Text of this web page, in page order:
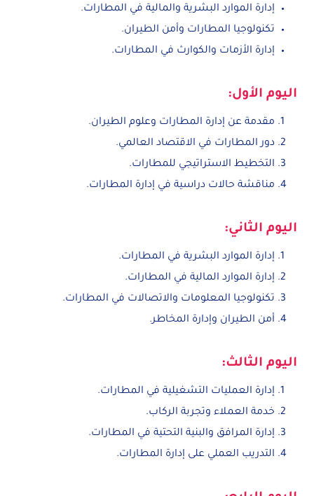
إدارة الموارد البشرية والمالية في المطارات.
تكنولوجيا المطارات وأمن الطيران.
إدارة الأزمات والكوارث في المطارات.
اليوم الأول:
مقدمة عن إدارة المطارات وعلوم الطيران.
دور المطارات في الاقتصاد العالمي.
التخطيط الاستراتيجي للمطارات.
مناقشة حالات دراسية في إدارة المطارات.
اليوم الثاني:
إدارة الموارد البشرية في المطارات.
إدارة الموارد المالية في المطارات.
تكنولوجيا المعلومات والاتصالات في المطارات.
أمن الطيران وإدارة المخاطر.
اليوم الثالث:
إدارة العمليات التشغيلية في المطارات.
خدمة العملاء وتجربة الركاب.
إدارة المرافق والبنية التحتية في المطارات.
التدريب العملي على إدارة المطارات.